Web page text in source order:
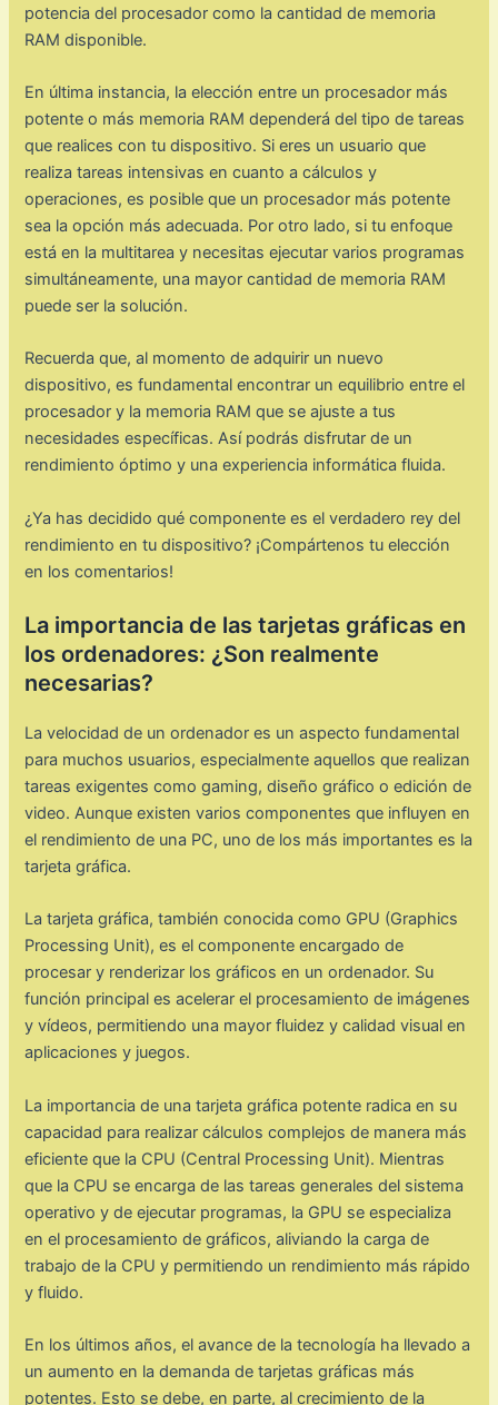
potencia del procesador como la cantidad de memoria
RAM disponible.
En última instancia, la elección entre un procesador más
potente o más memoria RAM dependerá del tipo de tareas
que realices con tu dispositivo. Si eres un usuario que
realiza tareas intensivas en cuanto a cálculos y
operaciones, es posible que un procesador más potente
sea la opción más adecuada. Por otro lado, si tu enfoque
está en la multitarea y necesitas ejecutar varios programas
simultáneamente, una mayor cantidad de memoria RAM
puede ser la solución.
Recuerda que, al momento de adquirir un nuevo
dispositivo, es fundamental encontrar un equilibrio entre el
procesador y la memoria RAM que se ajuste a tus
necesidades específicas. Así podrás disfrutar de un
rendimiento óptimo y una experiencia informática fluida.
¿Ya has decidido qué componente es el verdadero rey del
rendimiento en tu dispositivo? ¡Compártenos tu elección
en los comentarios!
La importancia de las tarjetas gráficas en
los ordenadores: ¿Son realmente
necesarias?
La velocidad de un ordenador es un aspecto fundamental
para muchos usuarios, especialmente aquellos que realizan
tareas exigentes como gaming, diseño gráfico o edición de
video. Aunque existen varios componentes que influyen en
el rendimiento de una PC, uno de los más importantes es la
tarjeta gráfica.
La tarjeta gráfica, también conocida como GPU (Graphics
Processing Unit), es el componente encargado de
procesar y renderizar los gráficos en un ordenador. Su
función principal es acelerar el procesamiento de imágenes
y vídeos, permitiendo una mayor fluidez y calidad visual en
aplicaciones y juegos.
La importancia de una tarjeta gráfica potente radica en su
capacidad para realizar cálculos complejos de manera más
eficiente que la CPU (Central Processing Unit). Mientras
que la CPU se encarga de las tareas generales del sistema
operativo y de ejecutar programas, la GPU se especializa
en el procesamiento de gráficos, aliviando la carga de
trabajo de la CPU y permitiendo un rendimiento más rápido
y fluido.
En los últimos años, el avance de la tecnología ha llevado a
un aumento en la demanda de tarjetas gráficas más
potentes. Esto se debe, en parte, al crecimiento de la